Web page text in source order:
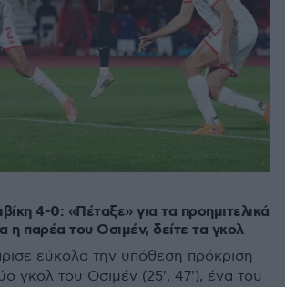
4-0: «Πέταξε» για τα προημιτελικά
η παρέα του Οσιμέν, δείτε τα γκολ
εύκολα την υπόθεση πρόκριση
γκολ του Οσιμέν (25', 47'), ένα του